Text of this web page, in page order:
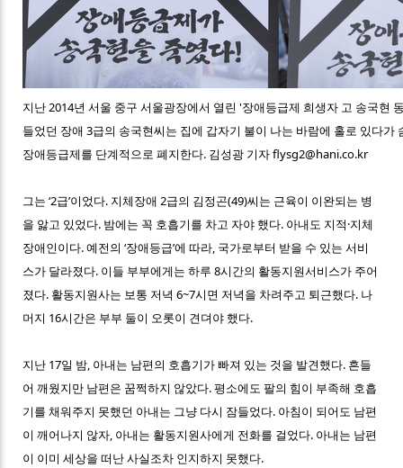
지난 2014년 서울 중구 서울광장에서 열린 '장애등급제 희생자 고 송국현
들었던 장애 3급의 송국현씨는 집에 갑자기 불이 나는 바람에 홀로 있다가
장애등급제를 단계적으로 폐지한다. 김성광 기자 flysg2@hani.co.kr
그는 ‘2급’이었다. 지체장애 2급의 김정곤(49)씨는 근육이 이완되는 병
을 앓고 있었다. 밤에는 꼭 호흡기를 차고 자야 했다. 아내도 지적·지체
장애인이다. 예전의 ‘장애등급’에 따라, 국가로부터 받을 수 있는 서비
스가 달라졌다. 이들 부부에게는 하루 8시간의 활동지원서비스가 주어
졌다. 활동지원사는 보통 저녁 6~7시면 저녁을 차려주고 퇴근했다. 나
머지 16시간은 부부 둘이 오롯이 견뎌야 했다.
지난 17일 밤, 아내는 남편의 호흡기가 빠져 있는 것을 발견했다. 흔들
어 깨웠지만 남편은 꿈쩍하지 않았다. 평소에도 팔의 힘이 부족해 호흡
기를 채워주지 못했던 아내는 그냥 다시 잠들었다. 아침이 되어도 남편
이 깨어나지 않자, 아내는 활동지원사에게 전화를 걸었다. 아내는 남편
이 이미 세상을 떠난 사실조차 인지하지 못했다.